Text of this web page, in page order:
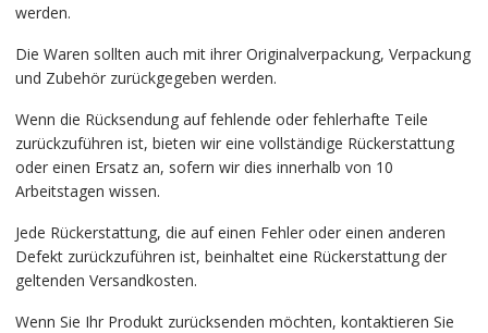
werden.
Die Waren sollten auch mit ihrer Originalverpackung, Verpackung
und Zubehör zurückgegeben werden.
Wenn die Rücksendung auf fehlende oder fehlerhafte Teile
zurückzuführen ist, bieten wir eine vollständige Rückerstattung
oder einen Ersatz an, sofern wir dies innerhalb von 10
Arbeitstagen wissen.
Jede Rückerstattung, die auf einen Fehler oder einen anderen
Defekt zurückzuführen ist, beinhaltet eine Rückerstattung der
geltenden Versandkosten.
Wenn Sie Ihr Produkt zurücksenden möchten, kontaktieren Sie